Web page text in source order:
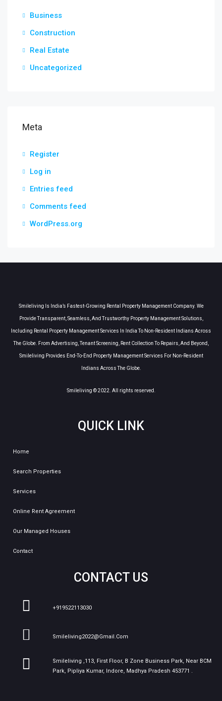
Business
Construction
Real Estate
Uncategorized
Meta
Register
Log in
Entries feed
Comments feed
WordPress.org
Smileliving Is India’s Fastest-Growing Rental Property Management Company. We
Provide Transparent, Seamless, And Trustworthy Property Management Solutions,
Including Rental Property Management Services In India To Non-Resident Indians Across
The Globe. From Advertising, Tenant Screening, Rent Collection To Repairs, And Beyond,
Smileliving Provides End-To-End Property Management Services For Non-Resident
Indians Across The Globe.
Smileliving © 2022. All rights reserved.
QUICK LINK
Home
Search Properties
Services
Online Rent Agreement
Our Managed Houses
Contact
CONTACT US
+919522113030
Smileliving2022@gmail.com
Smileliving ,113, First Floor, B Zone Business Park, Near BCM
Park, Pipliya Kumar, Indore, Madhya Pradesh 453771 .